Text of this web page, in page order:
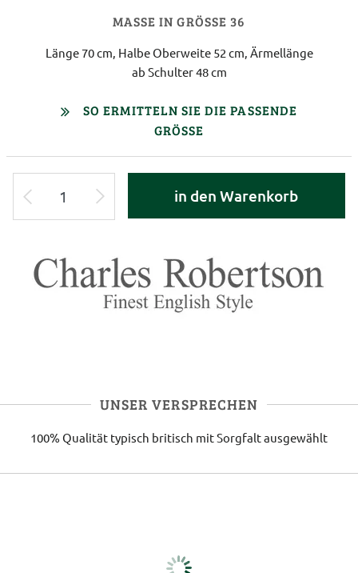
MASSE IN GRÖSSE 36
Länge 70 cm, Halbe Oberweite 52 cm, Ärmellänge
ab Schulter 48 cm
SO ERMITTELN SIE DIE PASSENDE
GRÖSSE
in den Warenkorb
UNSER VERSPRECHEN
100% Qualität typisch britisch mit Sorgfalt ausgewählt